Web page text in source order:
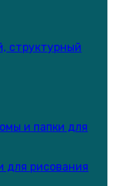
структурный
и папки для
для рисования